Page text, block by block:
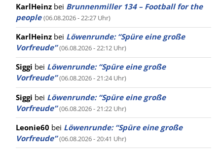
KarlHeinz bei Brunnenmiller 134 – Football for the
people (06.08.2026 - 22:27 Uhr)
KarlHeinz bei Löwenrunde: “Spüre eine große
Vorfreude” (06.08.2026 - 22:12 Uhr)
Siggi bei Löwenrunde: “Spüre eine große
Vorfreude” (06.08.2026 - 21:24 Uhr)
Siggi bei Löwenrunde: “Spüre eine große
Vorfreude” (06.08.2026 - 21:22 Uhr)
Leonie60 bei Löwenrunde: “Spüre eine große
Vorfreude” (06.08.2026 - 20:41 Uhr)